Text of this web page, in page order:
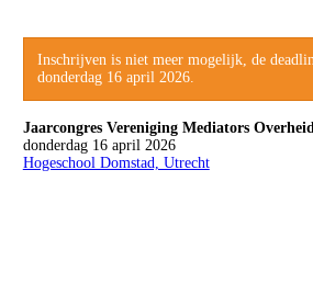
Inschrijven is niet meer mogelijk, de
donderdag 16 april 2026.
Jaarcongres Vereniging Mediators
donderdag 16 april 2026
Hogeschool Domstad, Utrecht